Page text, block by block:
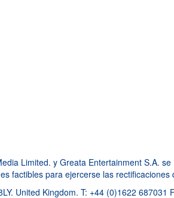
Limited. y Greata Entertainment S.A.
factibles para ejercerse las
United Kingdom. T: +44 (0)1622 687031